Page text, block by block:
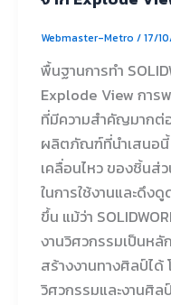
Webmaster-Metro /17/
พื้นฐานการทำ
Explode View การ
ที่มีความสำคัญมากต่
ผลิตภัณฑ์ที่นำเสนอนี้
เคลื่อนไหว ของชิ้นส่ว
ในการใช้งานและดึ
ขึ้น แม้ว่า
งานวิศวกรรมเป็นห
สร้างงานทางศิลป์ได้
วิศวกรรมและงานศิล